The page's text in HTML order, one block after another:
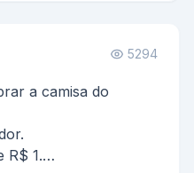
5294
a camisa do
R$ 1.